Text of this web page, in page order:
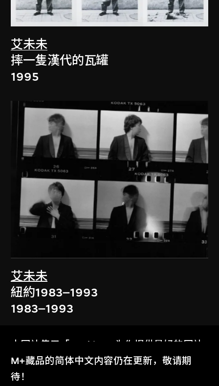
艾未未
摔一隻漢代的瓦罐
1995
艾未未
紐約1983–1993
1983–1993
本网站使用「Cookies」为你提供最好的网站
体验。
了解更多
M+藏品的简体中文内容仍在更新，敬请期
待！